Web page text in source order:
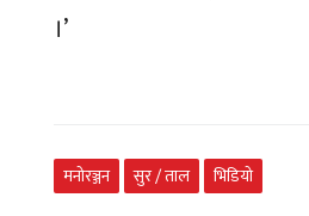
।’
मनोरञ्जन सुर / ताल भिडियो